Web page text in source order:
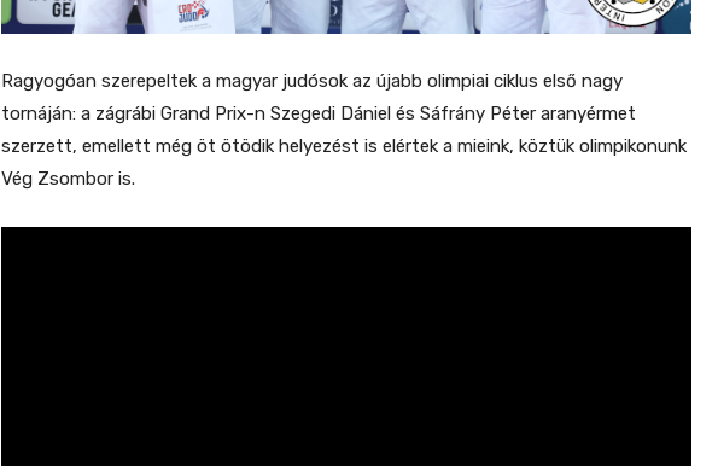
Ragyogóan szerepeltek a magyar judósok az újabb olimpiai ciklus első nagy
tornáján: a zágrábi Grand Prix-n Szegedi Dániel és Sáfrány Péter aranyérmet
szerzett, emellett még öt ötödik helyezést is elértek a mieink, köztük olimpikonunk
Vég Zsombor is.